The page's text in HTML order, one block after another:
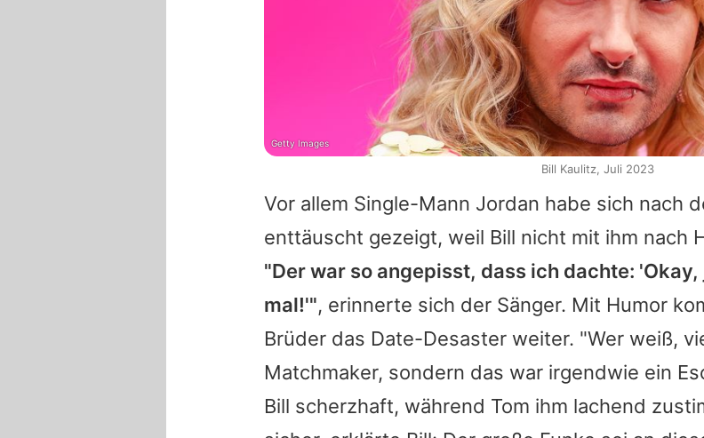
Vor allem Single-Mann Jordan habe sich nach
enttäuscht gezeigt, weil Bill nicht mit ihm nach
"Der war so angepisst, dass ich dachte:
mal!'", erinnerte sich der Sänger. Mit Humor
Brüder das Date-Desaster weiter. "Wer weiß,
Matchmaker, sondern das war irgendwie ein
Bill scherzhaft, während Tom ihm lachend
Getty Images
Bill Kaulitz, Juli 2023